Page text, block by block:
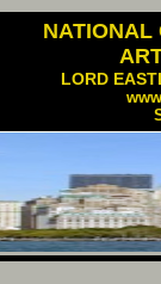
NATIONAL
LORD